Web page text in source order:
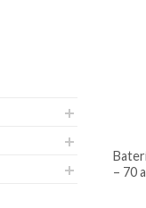
batería para carro alphaline caja 34i
– 70